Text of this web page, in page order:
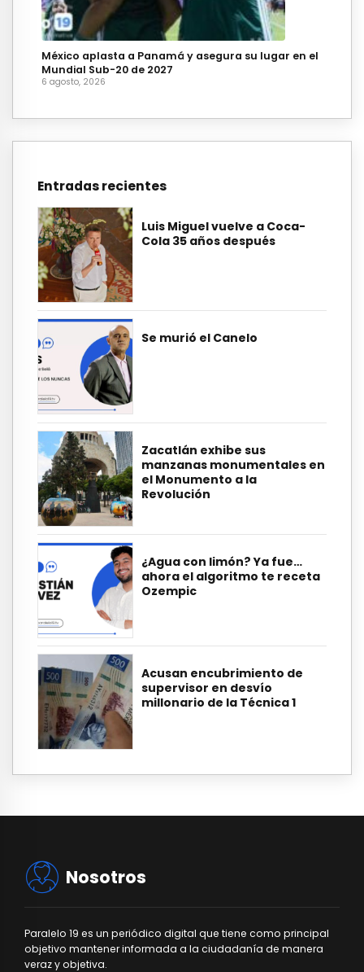
México aplasta a Panamá y asegura su lugar en el
Mundial Sub-20 de 2027
6 agosto, 2026
Entradas recientes
Luis Miguel vuelve a Coca-
Cola 35 años después
Se murió el Canelo
Zacatlán exhibe sus
manzanas monumentales en
el Monumento a la
Revolución
¿Agua con limón? Ya fue…
ahora el algoritmo te receta
Ozempic
Acusan encubrimiento de
supervisor en desvío
millonario de la Técnica 1
Nosotros
Paralelo 19 es un periódico digital que tiene como principal
objetivo mantener informada a la ciudadanía de manera
veraz y objetiva.